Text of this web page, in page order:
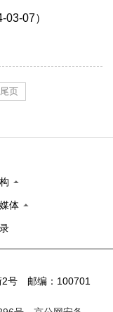
07）
尾页
体
2号 邮编：100701